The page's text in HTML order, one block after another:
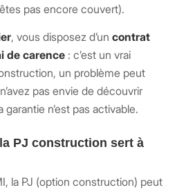
pas encore couvert).
, vous disposez d’un contrat
de carence: c’est un vrai
un problème peut
pas envie de découvrir
garantie n’est pas activable.
PJ construction sert à
la PJ (option construction) peut